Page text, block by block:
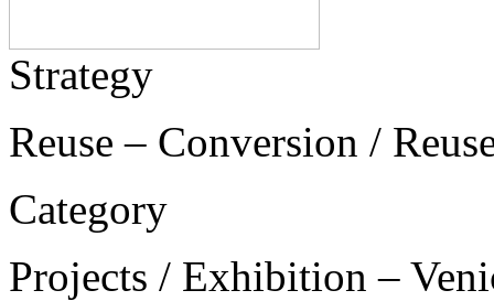
Strategy
Reuse – Conversion /
Category
Projects / Exhibition –